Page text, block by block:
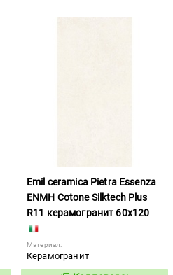
Emil ceramica Pietra Essenza
ENMH Cotone Silktech Plus
R11 керамогранит 60x120
Материал:
Керамогранит